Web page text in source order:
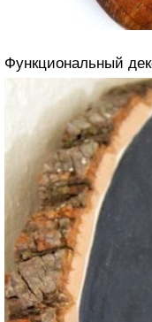
Функциональный